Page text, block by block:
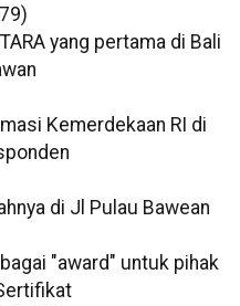
yang pertama di Bali
Kemerdekaan RI di
di Jl Pulau Bawean
"award" untuk pihak